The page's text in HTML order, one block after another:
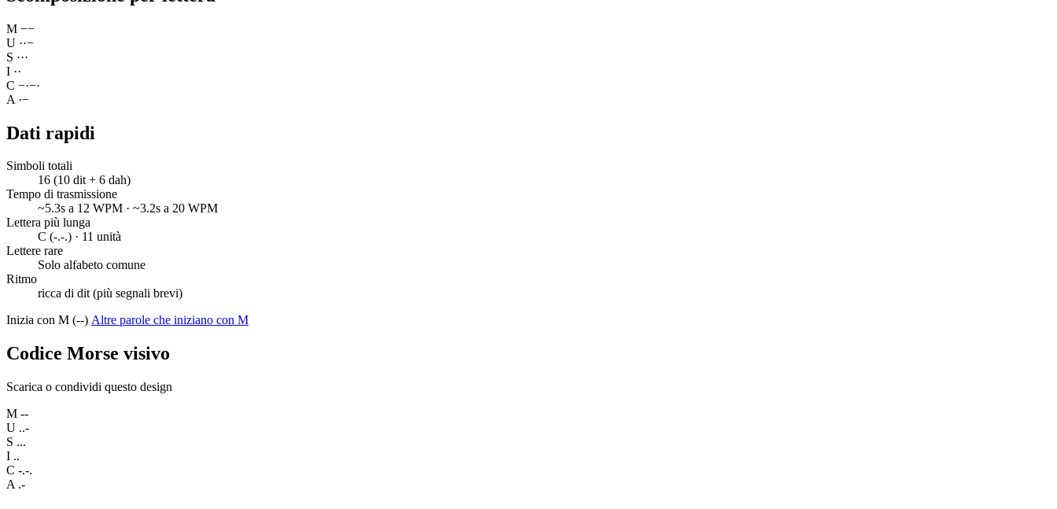
M −−
U ··−
S ···
I ··
C −·−·
A ·−
Dati rapidi
Simboli totali
16 (10 dit + 6 dah)
Tempo di trasmissione
~5.3s a 12 WPM · ~3.2s a 20 WPM
Lettera più lunga
C (-.-.) · 11 unità
Lettere rare
Solo alfabeto comune
Ritmo
ricca di dit (più segnali brevi)
Inizia con M (--) Altre parole che iniziano con M
Codice Morse visivo
Scarica o condividi questo design
M --
U ..-
S ...
I ..
C -.-.
A .-